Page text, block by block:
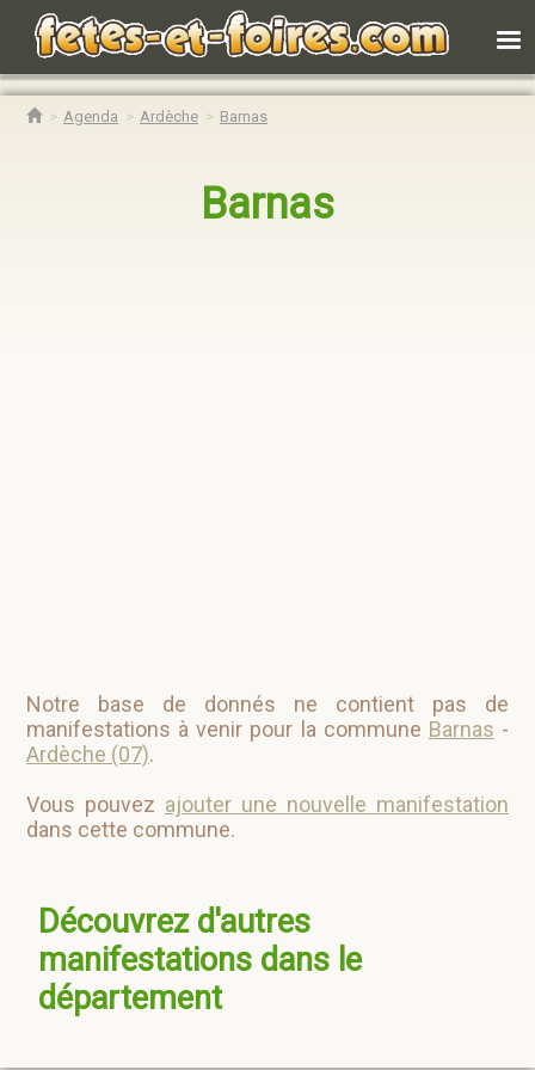
Agenda Ardèche Barnas
Barnas
Notre base de donnés ne contient pas de
manifestations à venir pour la commune Barnas -
Ardèche (07).
Vous pouvez ajouter une nouvelle manifestation
dans cette commune.
Découvrez d'autres
manifestations dans le
département